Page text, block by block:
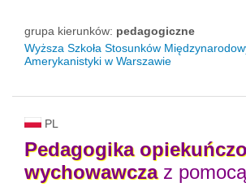
grupa kierunków: pedagogiczne
Wyższa Szkoła Stosunków
Amerykanistyki w Warszawie
PL
Pedagogika
wychowawczaz pomocą